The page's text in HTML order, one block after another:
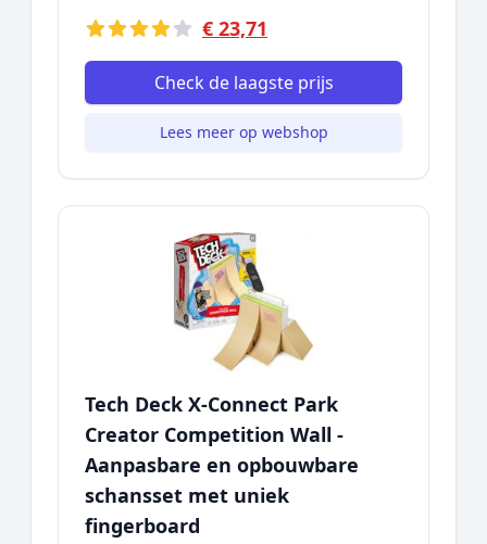
€ 23,71
Check de laagste prijs
Lees meer op webshop
Tech Deck X-Connect Park
Creator Competition Wall -
Aanpasbare en opbouwbare
schansset met uniek
fingerboard